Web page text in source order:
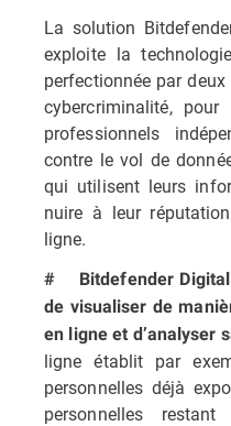
La solution
exploite la
perfectionnée par
cybercriminalité,
professionnels
contre le vol de
qui utilisent leurs
nuire à leur
ligne.
# Bitdefender Digital
de visualiser de
en ligne et d’analyser
ligne établit par
personnelles déjà
personnelles